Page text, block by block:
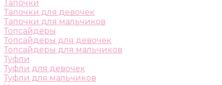
Тапочки
Тапочки для девочек
Тапочки для мальчиков
Топсайдеры
Топсайдеры для девочек
Топсайдеры для мальчиков
Туфли
Туфли для девочек
Туфли для мальчиков